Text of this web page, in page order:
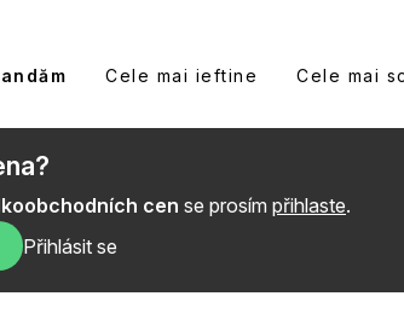
Cele mai ieftine Cele mai
cen se prosím přihlaste.
Přihlásit se